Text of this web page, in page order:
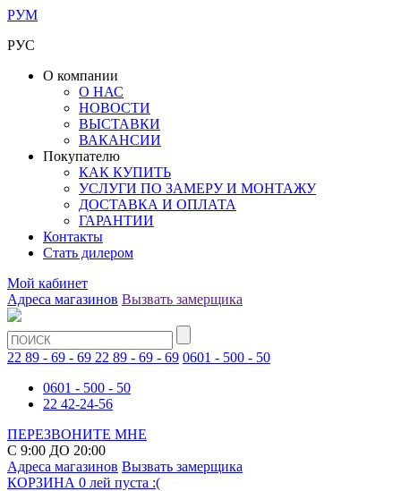
РУМ
РУС
О компании
О НАС
НОВОСТИ
ВЫСТАВКИ
ВАКАНСИИ
Покупателю
КАК КУПИТЬ
УСЛУГИ ПО ЗАМЕРУ И МОНТАЖУ
ДОСТАВКА И ОПЛАТА
ГАРАНТИИ
Контакты
Стать дилером
Мой кабинет
Адреса магазинов Вызвать замерщика
22 89 - 69 - 69 22 89 - 69 - 69 0601 - 500 - 50
0601 - 500 - 50
22 42-24-56
ПЕРЕЗВОНИТЕ МНЕ
С 9:00 ДО 20:00
Адреса магазинов Вызвать замерщика
КОРЗИНА 0 лей пуста :(